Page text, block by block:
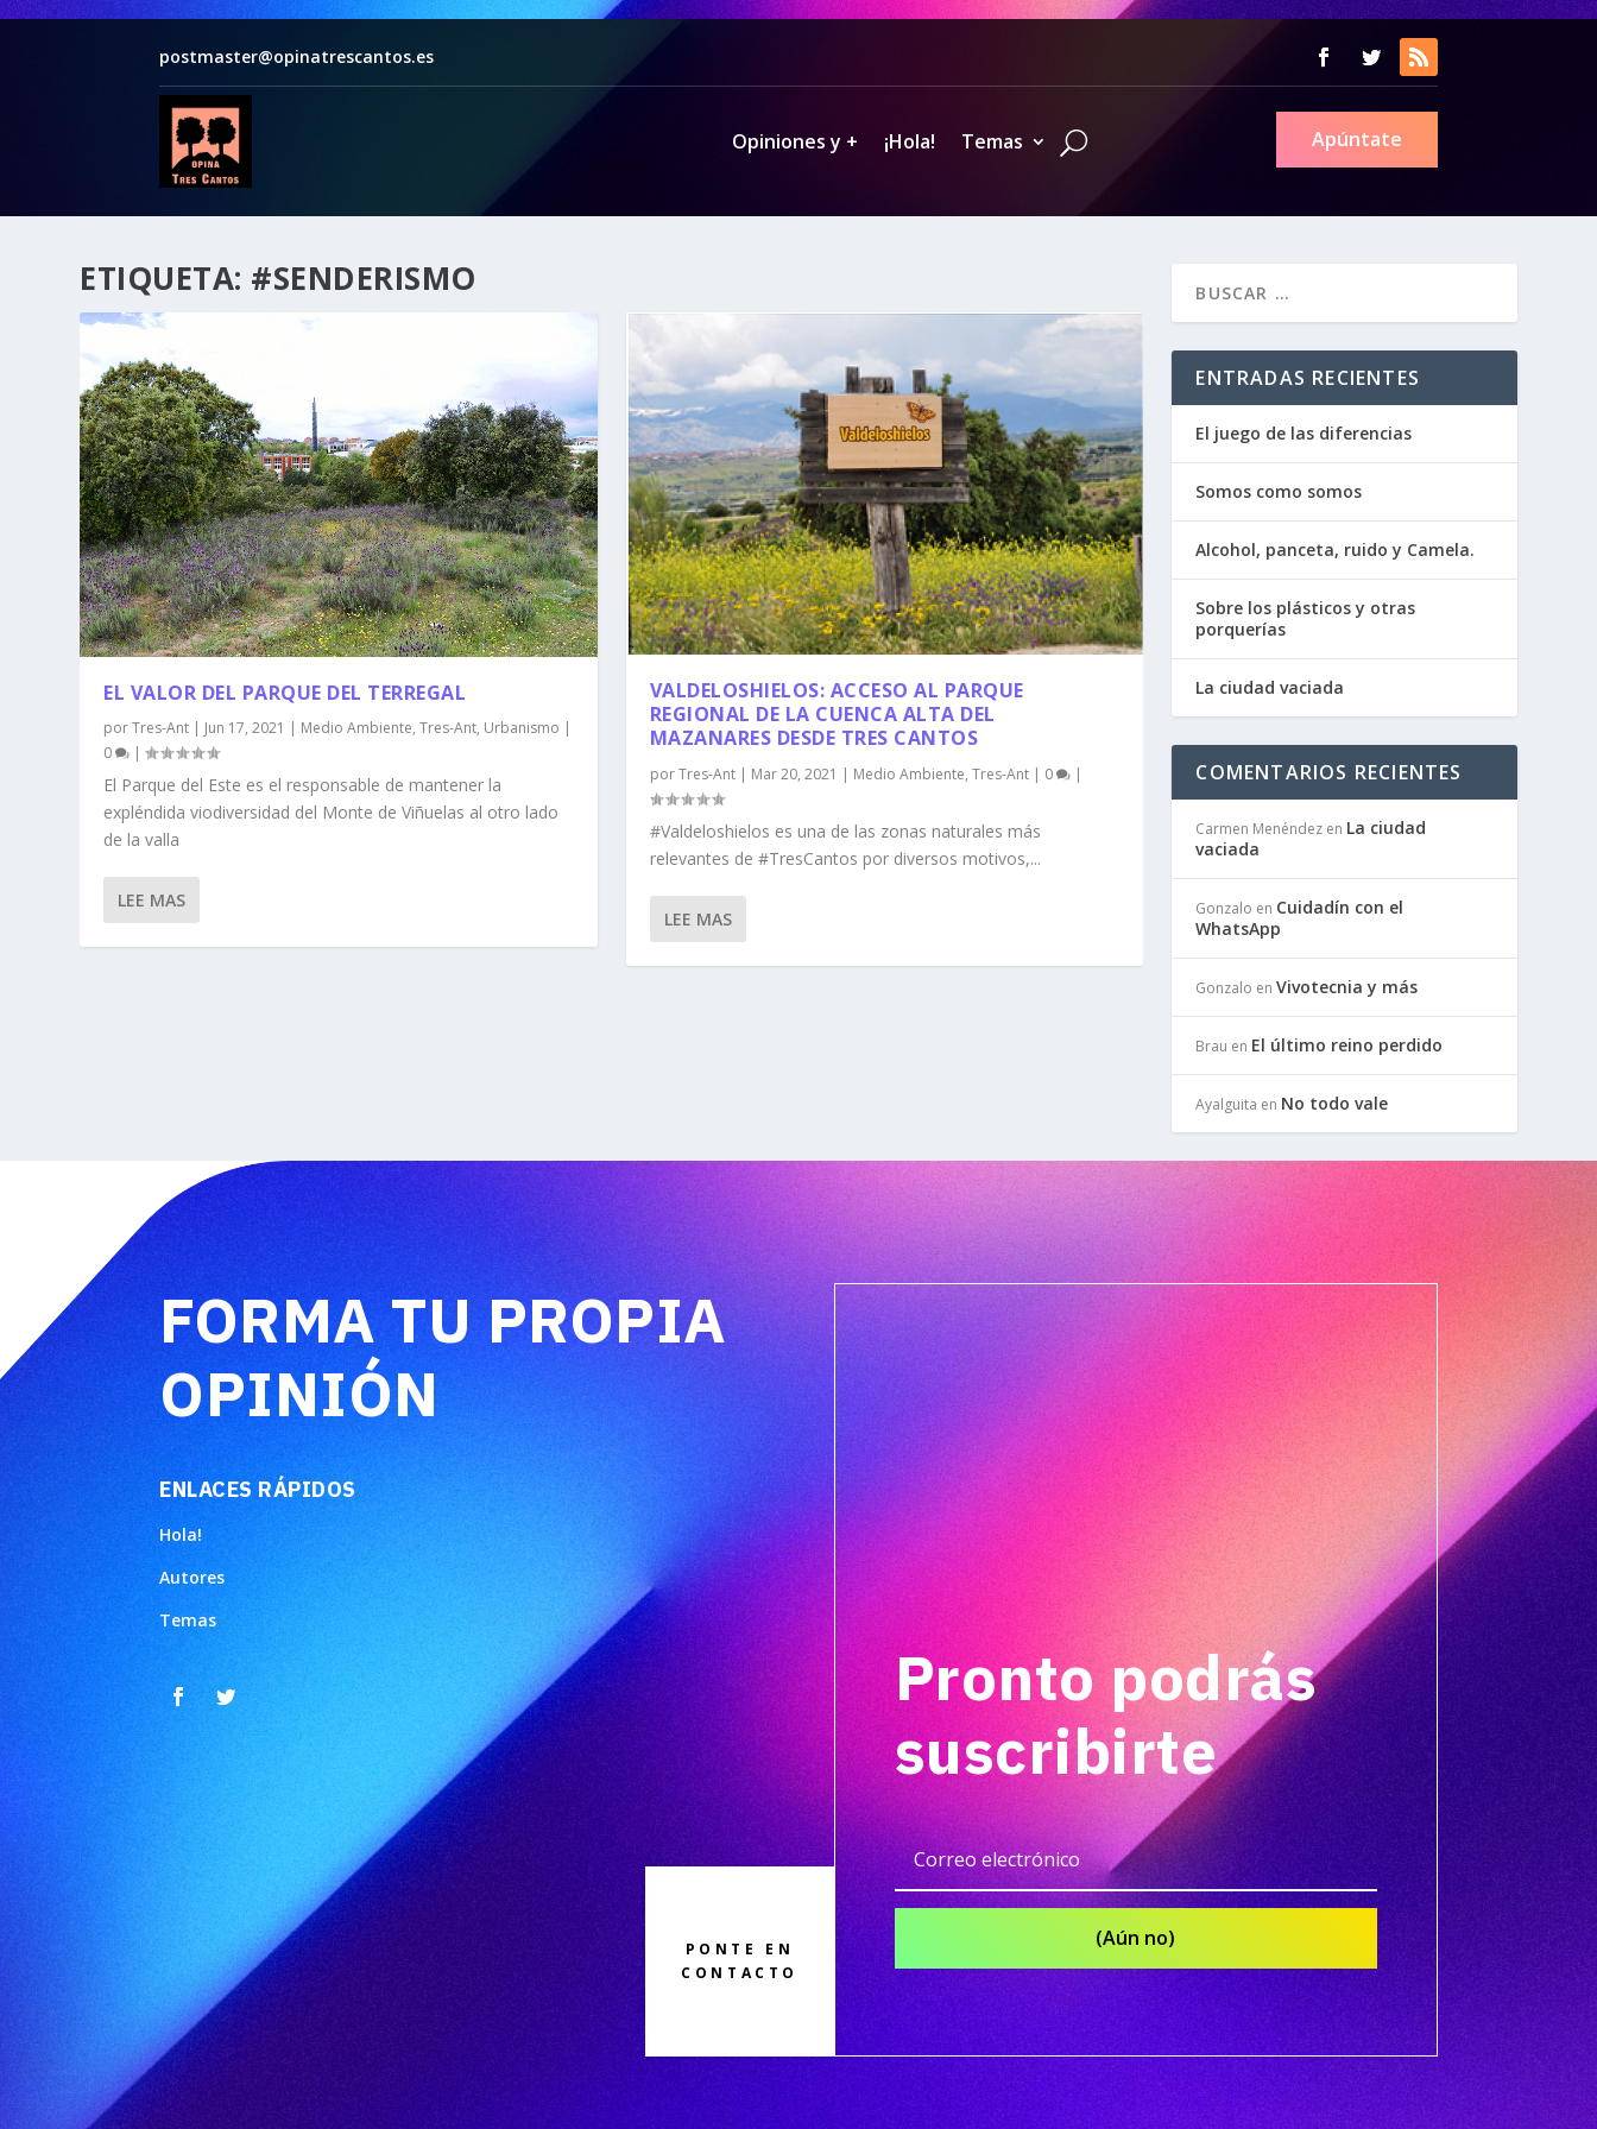
postmaster@opinatrescantos.es
Opiniones y + ¡Hola! Temas Apúntate
ETIQUETA: #SENDERISMO
EL VALOR DEL PARQUE DEL TERREGAL
porTres-Ant | Jun 17, 2021 | Medio Ambiente,Tres-Ant, Urbanismo |
0
|
El Parque del Este es el responsable de mantener la
expléndida viodiversidad del Monte de Viñuelas al otro lado
de la valla
LEE MAS
VALDELOSHIELOS: ACCESO AL PARQUE
REGIONAL DE LA CUENCA ALTA DEL
MAZANARES DESDE TRES CANTOS
porTres-Ant| Mar 20, 2021 | Medio Ambiente, Tres-Ant| 0 |
#Valdeloshielos es una de las zonas naturales más
relevantes de #TresCantos por diversos motivos,...
LEE MAS
ENTRADAS RECIENTES
El juego de las diferencias
Somos como somos
Alcohol, panceta, ruido y Camela.
Sobre los plásticos y otras
porquerías
La ciudad vaciada
COMENTARIOS RECIENTES
Carmen Menéndez en La ciudad
vaciada
Gonzalo en Cuidadín con el
WhatsApp
Gonzalo enVivotecnia y más
Brau en El último reino perdido
Ayalguita en No todo vale
FORMA TU PROPIA
OPINIÓN
ENLACES RÁPIDOS
Hola!
Autores
Temas
Pronto podrás
suscribirte
(Aún no)
PONTE EN
CONTACTO